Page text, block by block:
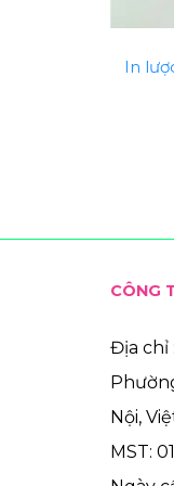
In
CÔNG
Địa chỉ
Nội,
MST: